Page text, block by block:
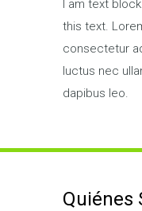
I am text
this text.
consectetur
luctus nec
dapibus leo.
Quiénes